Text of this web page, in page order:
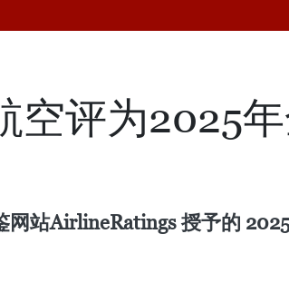
空评为2025
站AirlineRatings 授予的